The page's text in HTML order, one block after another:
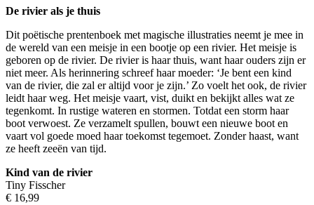
De rivier als je thuis
Dit poëtische prentenboek met magische illustraties neemt je mee in
de wereld van een meisje in een bootje op een rivier. Het meisje is
geboren op de rivier. De rivier is haar thuis, want haar ouders zijn er
niet meer. Als herinnering schreef haar moeder: ‘Je bent een kind
van de rivier, die zal er altijd voor je zijn.’ Zo voelt het ook, de rivier
leidt haar weg. Het meisje vaart, vist, duikt en bekijkt alles wat ze
tegenkomt. In rustige wateren en stormen. Totdat een storm haar
boot verwoest. Ze verzamelt spullen, bouwt een nieuwe boot en
vaart vol goede moed haar toekomst tegemoet. Zonder haast, want
ze heeft zeeën van tijd.
Kind van de rivier
Tiny Fisscher
€ 16,99